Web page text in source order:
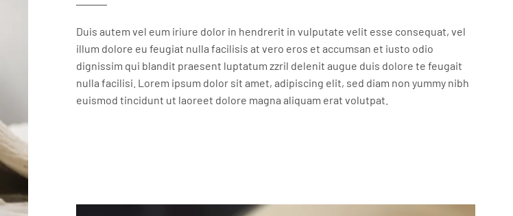
Duis autem vel eum iriure dolor in hendrerit in vulputate velit esse consequat, vel
illum dolore eu feugiat nulla facilisis at vero eros et accumsan et iusto odio
dignissim qui blandit praesent luptatum zzril delenit augue duis dolore te feugait
nulla facilisi. Lorem ipsum dolor sit amet, adipiscing elit, sed diam non yummy nibh
euismod tincidunt ut laoreet dolore magna aliquam erat volutpat.